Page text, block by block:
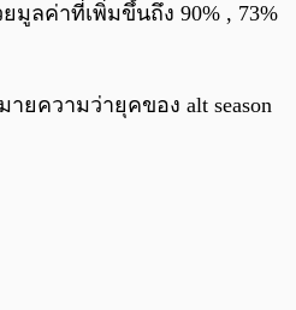
มูลค่าที่เพิ่มขึ้นถึง 90% , 73%
ยความว่ายุคของ alt season